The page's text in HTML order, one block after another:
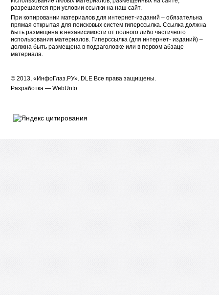
разрешается при условии ссылки на наш сайт.
При копировании материалов для интернет-изданий – обязательна
прямая открытая для поисковых систем гиперссылка. Ссылка должна
быть размещена в независимости от полного либо частичного
использования материалов. Гиперссылка (для интернет- изданий) –
должна быть размещена в подзаголовке или в первом абзаце
материала.
© 2013, «ИнфоГлаз.РУ». DLE Все права защищены.
Разработка —WebUnto